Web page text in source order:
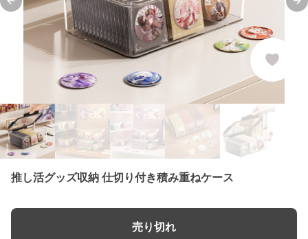
Previous slide
推し活グッズ収納 仕切り付き積み重ねケース
売り切れ